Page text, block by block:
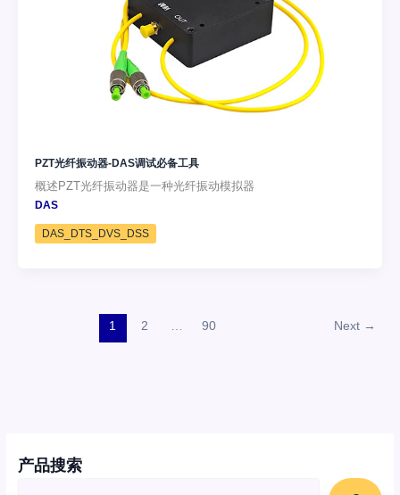
产品搜索
PZT光纤振动器-DAS调试必备工具
概述PZT光纤振动器是一种光纤振动模拟器
DAS
DAS_DTS_DVS_DSS
1 2 … 90 Next →